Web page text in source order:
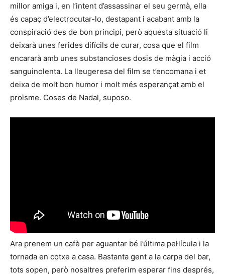
millor amiga i, en l’intent d’assassinar el seu germà, ella
és capaç d’electrocutar-lo, destapant i acabant amb la
conspiració des de bon principi, però aquesta situació li
deixarà unes ferides difícils de curar, cosa que el film
encararà amb unes substancioses dosis de màgia i acció
sanguinolenta. La lleugeresa del film se t’encomana i et
deixa de molt bon humor i molt més esperançat amb el
proïsme. Coses de Nadal, suposo.
Ara prenem un cafè per aguantar bé l’última pel·lícula i la
tornada en cotxe a casa. Bastanta gent a la carpa del bar,
tots sopen, però nosaltres preferim esperar fins després,